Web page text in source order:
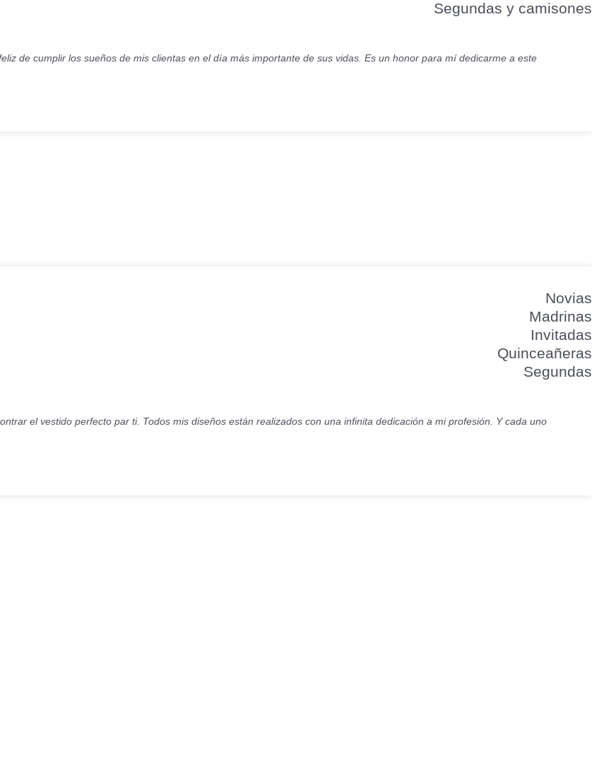
Segundas y camisones
de cumplir los sueños de mis clientas en el día más importante de sus vidas. Es un honor para mí dedicarme a este
Novias
Madrinas
Invitadas
Quinceañeras
Segundas
el vestido perfecto par ti. Todos mis diseños están realizados con una infinita dedicación a mi profesión. Y cada uno